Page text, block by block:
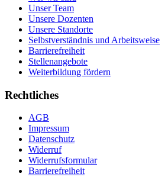
Unser Team
Unsere Dozenten
Unsere Standorte
Selbstverständnis und Arbeitsweise
Barrierefreiheit
Stellenangebote
Weiterbildung fördern
Rechtliches
AGB
Impressum
Datenschutz
Widerruf
Widerrufsformular
Barrierefreiheit